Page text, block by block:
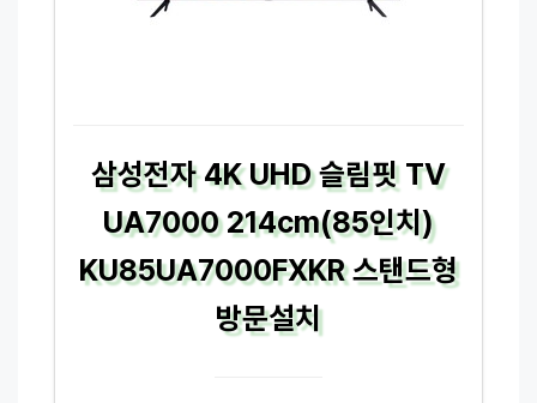
삼성전자 4K UHD 슬림핏 TV
UA7000 214cm(85인치)
KU85UA7000FXKR 스탠드형
방문설치